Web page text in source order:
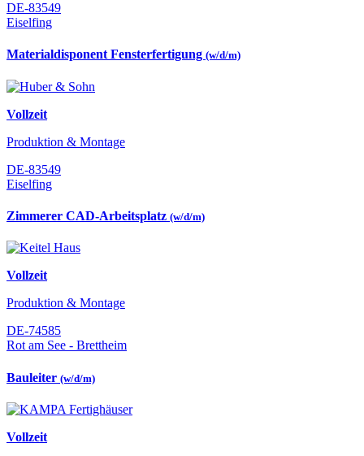
DE-83549
Eiselfing
Materialdisponent Fensterfertigung (w/d/m)
Vollzeit
Produktion & Montage
DE-83549
Eiselfing
Zimmerer CAD-Arbeitsplatz (w/d/m)
Vollzeit
Produktion & Montage
DE-74585
Rot am See - Brettheim
Bauleiter (w/d/m)
Vollzeit